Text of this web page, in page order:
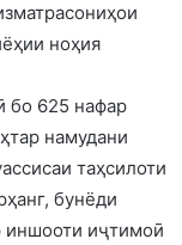
ноҳия
бо 625 нафар
намудани
таҳсилоти
бунёди
иншооти иҷтимоӣ